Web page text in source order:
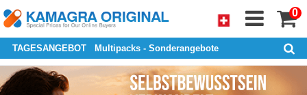
0
TAGESANGEBOT Multipacks - Sonderangebote